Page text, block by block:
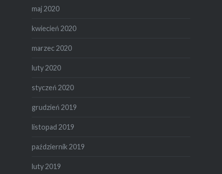
maj 2020
kwiecień 2020
marzec 2020
luty 2020
styczeń 2020
grudzień 2019
listopad 2019
październik 2019
luty 2019